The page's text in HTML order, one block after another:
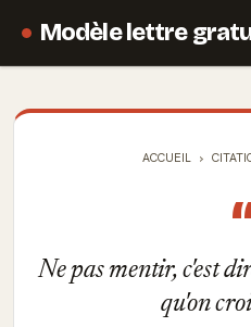
Modèle lettre
ACCUEIL
Ne pas mentir, c'est
qu'on